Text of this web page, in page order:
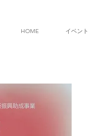
HOME イベント